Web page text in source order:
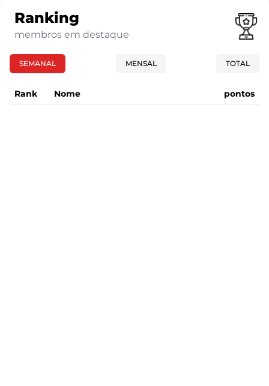
Ranking
membros em destaque
SEMANAL MENSAL TOTAL
Rank Nome pontos